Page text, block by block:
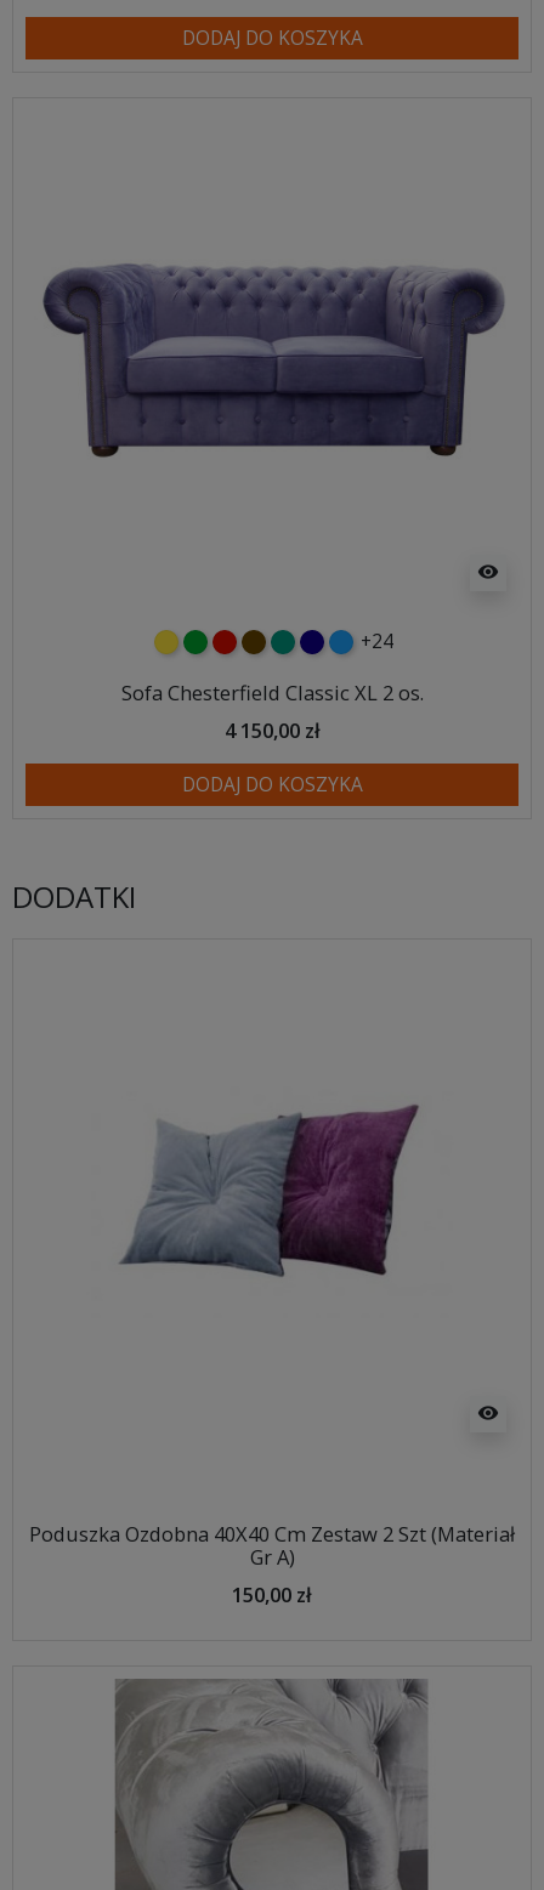
DODAJ DO KOSZYKA
visibility
żółtyzielonyczerwony
czekoladowy
turkusowy
granatowy
niebieski
+24
Sofa Chesterfield Classic XL 2 os.
4 150,00 zł
DODAJ DO KOSZYKA
DODATKI
visibility
Poduszka Ozdobna 40X40 Cm Zestaw 2 Szt (Materiał
Gr A)
150,00 zł